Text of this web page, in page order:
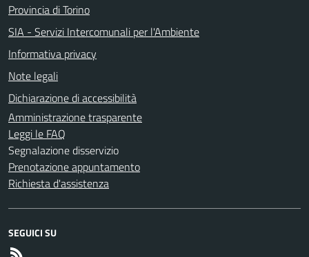
Provincia di Torino
SIA - Servizi Intercomunali per l'Ambiente
Informativa privacy
Note legali
Dichiarazione di accessibilità
Amministrazione trasparente
Leggi le FAQ
Segnalazione disservizio
Prenotazione appuntamento
Richiesta d'assistenza
SEGUICI SU